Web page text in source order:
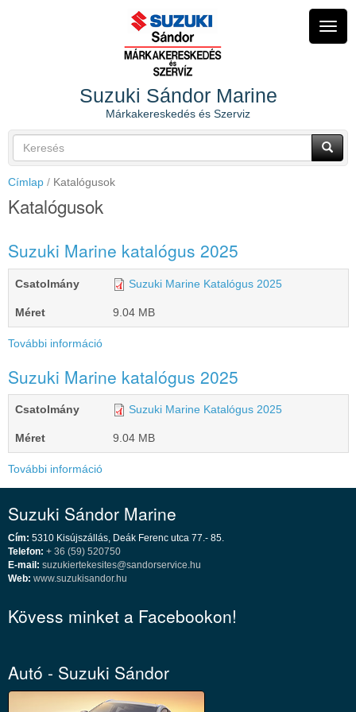
Suzuki Sándor Marine
Márkakereskedés és Szerviz
Keresés
űrlap
Keresés
Címlap
Katalógusok
Katalógusok
Suzuki Marine katalógus 2025
Csatolmány Suzuki Marine Katalógus 2025
Méret 9.04 MB
További információ
Suzuki Marine katalógus 2025
Csatolmány Suzuki Marine Katalógus 2025
Méret 9.04 MB
További információ
Suzuki Sándor Marine
Cím: 5310 Kisújszállás, Deák Ferenc utca 77.- 85.
Telefon: + 36 (59) 520750
E-mail: suzukiertekesites@sandorservice.hu
Web: www.suzukisandor.hu
Kövess minket a Facebookon!
Autó - Suzuki Sándor